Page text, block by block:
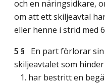
och en näringsidkare,
om att ett skiljeavtal
eller henne i strid med 6
5 § En part förlorar
skiljeavtalet som
1. har bestritt en